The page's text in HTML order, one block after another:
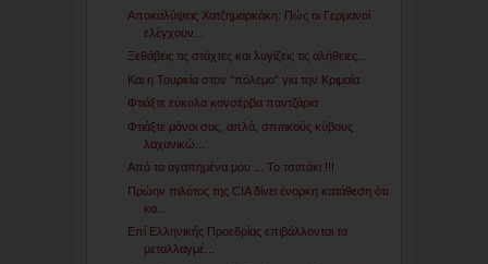
Αποκαλύψεις Χατζημαρκάκη: Πώς οι Γερμανοί
ελέγχουν...
Ξεθάβεις τις στάχτες και λυγίζεις τις αλήθειες...
Και η Τουρκία στον "πόλεμο" για την Κριμαία
Φτιάξτε εύκολα κονσέρβα παντζάρια
Φτιάξτε μόνοι σας, απλά, σπιτικούς κύβους
λαχανικώ...
Από τα αγαπημένα μου ... Το τσιπάκι !!!
Πρώην πιλότος της CIA δίνει ένορκη κατάθεση ότι
κα...
Επί Ελληνικής Προεδρίας επιβάλλονται τα
μεταλλαγμέ...